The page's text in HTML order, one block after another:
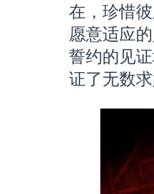
在，珍惜
愿意适应
誓约的见
证了无数